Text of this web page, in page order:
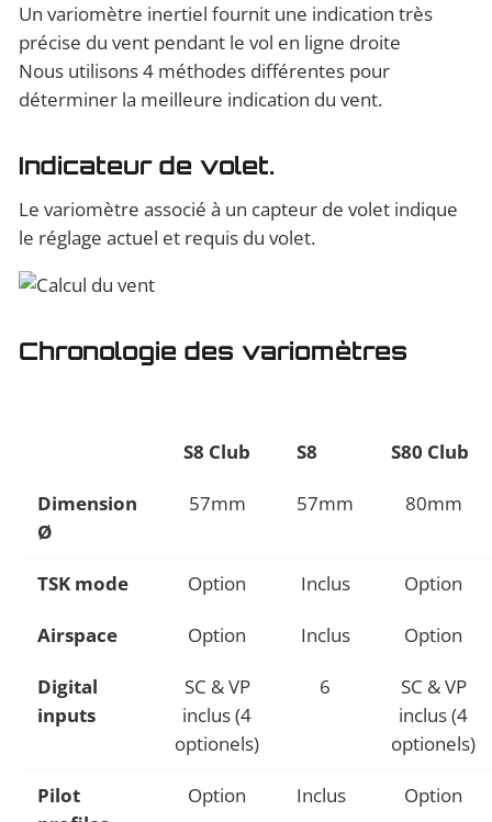
Un variomètre inertiel fournit une indication très
précise du vent pendant le vol en ligne droite
Nous utilisons 4 méthodes différentes pour
déterminer la meilleure indication du vent.
Indicateur de volet.
Le variomètre associé à un capteur de volet indique
le réglage actuel et requis du volet.
Chronologie des variomètres
S8 Club S8 S80 Club
Dimension
Ø
57mm 57mm 80mm
TSK mode Option Inclus Option
Airspace Option Inclus Option
Digital
inputs
SC & VP
inclus (4
optionels)
6
SC & VP
inclus (4
optionels)
Pilot
Option Inclus Option